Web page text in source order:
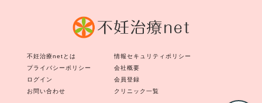
不妊治療netとは
情報セキュリティポリシー
プライバシーポリシー
会社概要
ログイン
会員登録
お問い合わせ
クリニック一覧